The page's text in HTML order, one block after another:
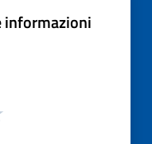
informazioni